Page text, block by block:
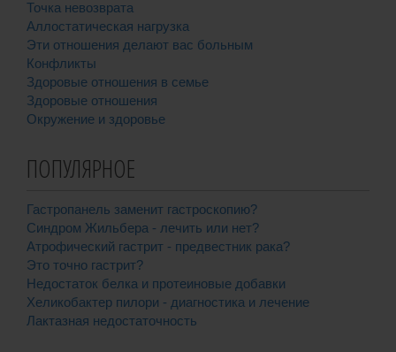
Точка невозврата
Аллостатическая нагрузка
Эти отношения делают вас больным
Конфликты
Здоровые отношения в семье
Здоровые отношения
Окружение и здоровье
ПОПУЛЯРНОЕ
Гастропанель заменит гастроскопию?
Синдром Жильбера - лечить или нет?
Атрофический гастрит - предвестник рака?
Это точно гастрит?
Недостаток белка и протеиновые добавки
Хеликобактер пилори - диагностика и лечение
Лактазная недостаточность